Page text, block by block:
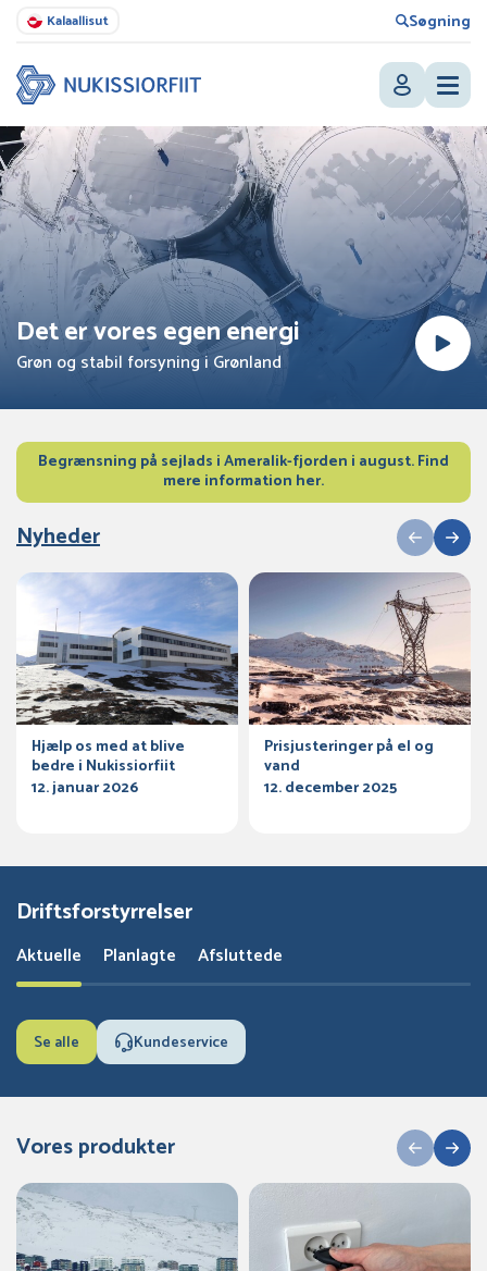
Kalaallisut Søgning
Det er vores egen energi
Grøn og stabil forsyning i Grønland
Begrænsning på sejlads i Ameralik-fjorden i august. Find
mere information her.
Nyheder
Hjælp os med at blive
bedre i Nukissiorfiit
12. januar 2026
Prisjusteringer på el og
vand
12. december 2025
Driftsforstyrrelser
Aktuelle Planlagte Afsluttede
Se alle Kundeservice
Vores produkter